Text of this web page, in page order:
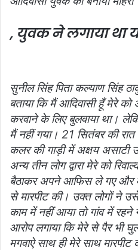
, युवक ने लगाया था
सुनील सिंह पिता कल्याण सिंह
बताया कि मैं आदिवासी हूँ मेरे
करवाने के लिए बुलवाया था।
मैं नहीं गया। 21 सितंबर की
कलर की गाड़ी में अक्षय असाटी
अन्य तीन लोग द्वारा मेरे को
बैठाकर अपने आफिस ले गए और
से मारपीट की। उक्त लोगों ने
काम में नहीं आया तो गांव में
आरोप लगाया कि मेरे से पैर भी
मगवाऐ साथ ही मेरे साथ